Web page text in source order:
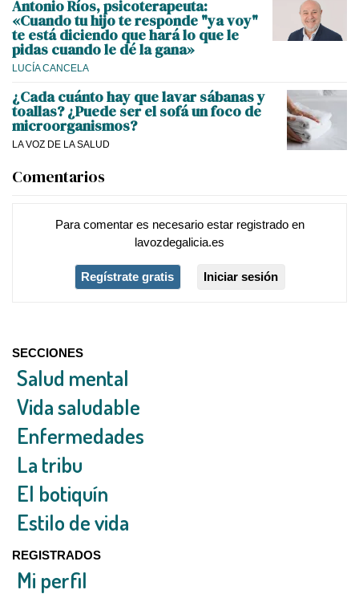
Antonio Ríos, psicoterapeuta:
«Cuando tu hijo te responde "ya voy"
te está diciendo que hará lo que le
pidas cuando le dé la gana»
LUCÍA CANCELA
¿Cada cuánto hay que lavar sábanas y
toallas? ¿Puede ser el sofá un foco de
microorganismos?
LA VOZ DE LA SALUD
Comentarios
Para comentar es necesario estar registradoen
lavozdegalicia.es
Regístrate gratis Iniciar sesión
SECCIONES
Salud mental
Vida saludable
Enfermedades
La tribu
El botiquín
Estilo de vida
REGISTRADOS
Mi perfil